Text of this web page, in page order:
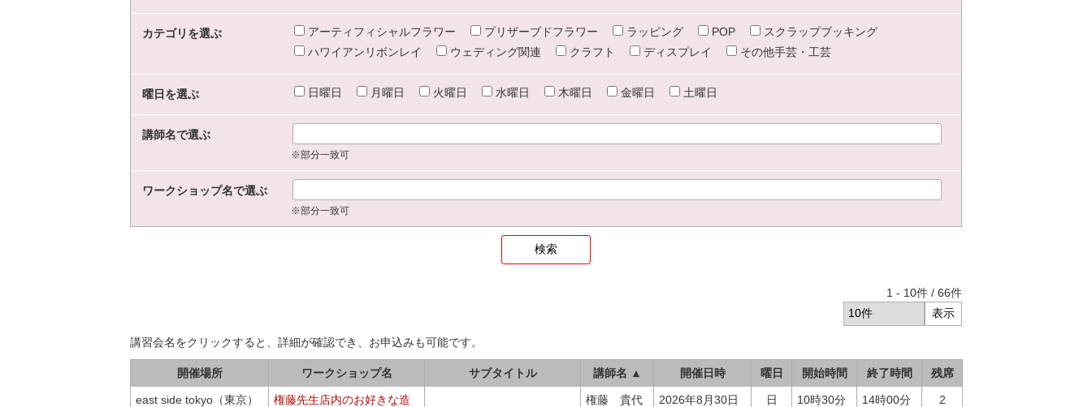
カテゴリを選ぶ アーティフィシャルフラワー プリザーブドフラワー ラッピング POP
スクラップブッキング
ハワイアンリボンレイ
ウェディング関連 クラフト ディスプレイ その他手芸・工芸
曜日を選ぶ 日曜日 月曜日 火曜日 水曜日 木曜日 金曜日 土曜日
講師名で選ぶ
※部分一致可
ワークショップ名で選ぶ
※部分一致可
1 - 10件 / 66件
講習会名をクリックすると、詳細が確認でき、お申込みも可能です。
開催場所 ワークショップ名 サブタイトル 講師名 ▲ 開催日時 曜日 開始時間 終了時間 残席
east side tokyo（東京）
権藤先生店内のお好きな造
権藤 貴代
2026年8月30日 日 10時30分 14時00分 2